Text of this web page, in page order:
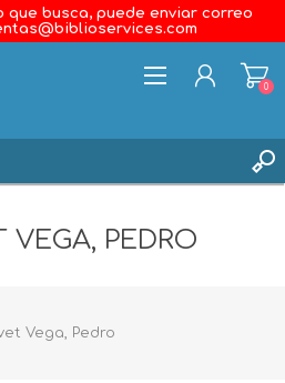
que busca, puede enviar correo
0
VEGA, PEDRO
Vega, Pedro